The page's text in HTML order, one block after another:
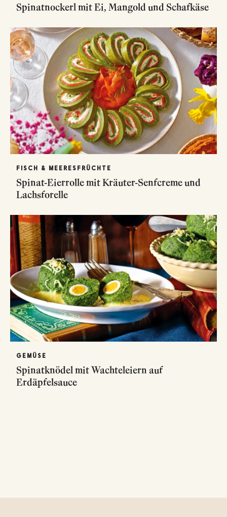
Spinatnockerl mit Ei, Mangold und Schafkäse
FISCH & MEERESFRÜCHTE
Spinat-Eierrolle mit Kräuter-Senfcreme und
Lachsforelle
GEMÜSE
Spinatknödel mit Wachteleiern auf
Erdäpfelsauce